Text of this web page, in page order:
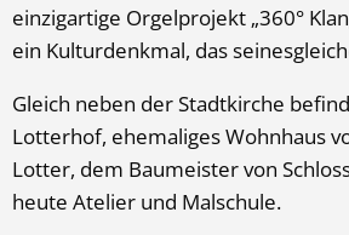
einzigartige Orgelprojekt „360°
ein Kulturdenkmal, das
Gleich neben der Stadtkirche
Lotterhof, ehemaliges Wohnhaus
Lotter, dem Baumeister von
heute Atelier und Malschule.